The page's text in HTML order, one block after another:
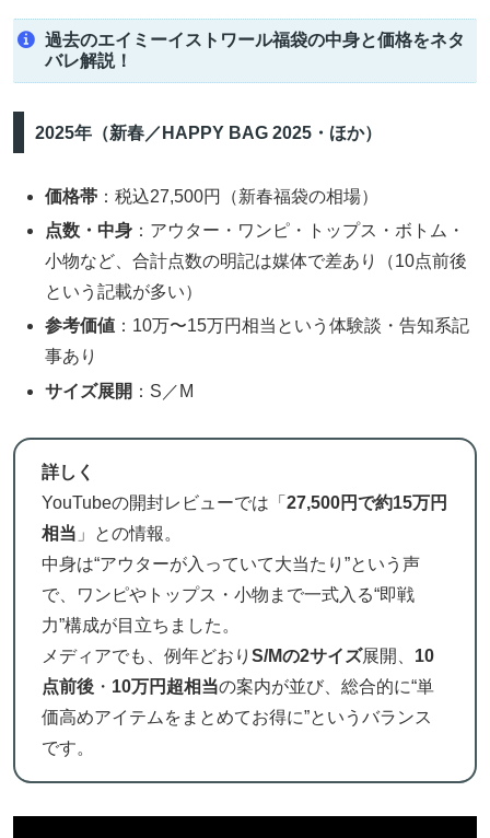
過去のエイミーイストワール福袋の中身と価格をネタ
バレ解説！
2025年（新春／HAPPY BAG 2025・ほか）
価格帯 ：税込27,500円（新春福袋の相場）
点数・中身 ：アウター・ワンピ・トップス・ボトム・
小物など、合計点数の明記は媒体で差あり（10点前後
という記載が多い）
参考価値 ：10万〜15万円相当という体験談・告知系記
事あり
サイズ展開 ：S／M
詳しく
YouTubeの開封レビューでは「 27,500円で約15万円
相当 」との情報。
中身は“アウターが入っていて大当たり”という声
で、ワンピやトップス・小物まで一式入る“即戦
力”構成が目立ちました。
メディアでも、例年どおり S/Mの2サイズ展開、 10
点前後 ・ 10万円超相当の案内が並び、総合的に“単
価高めアイテムをまとめてお得に”というバランス
です。